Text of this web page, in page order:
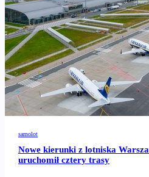
samolot
Nowe kierunki z lotniska
uruchomił cztery trasy